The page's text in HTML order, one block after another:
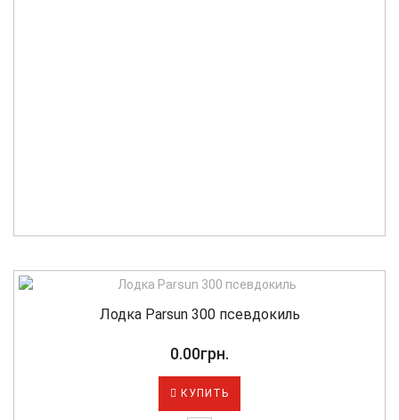
Лодка Parsun 300 псевдокиль
0.00грн.
КУПИТЬ